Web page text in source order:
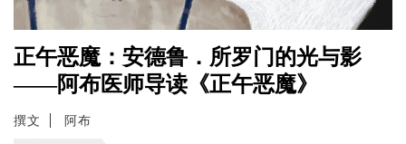
正午恶魔：安德鲁．所罗门的光与影
——阿布医师导读《正午恶魔》
撰文 阿布